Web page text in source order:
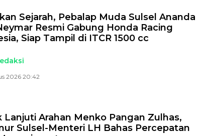
Sejarah, Pebalap Muda Sulsel Ananda
Resmi Gabung Honda Racing
Siap Tampil di ITCR 1500 cc
2026 20:42
Lanjuti Arahan Menko Pangan Zulhas,
Sulsel-Menteri LH Bahas Percepatan